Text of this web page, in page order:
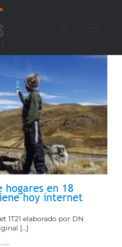
hogares en 18
hoy internet
1T21 elaborado por DN
[...]
, , ,